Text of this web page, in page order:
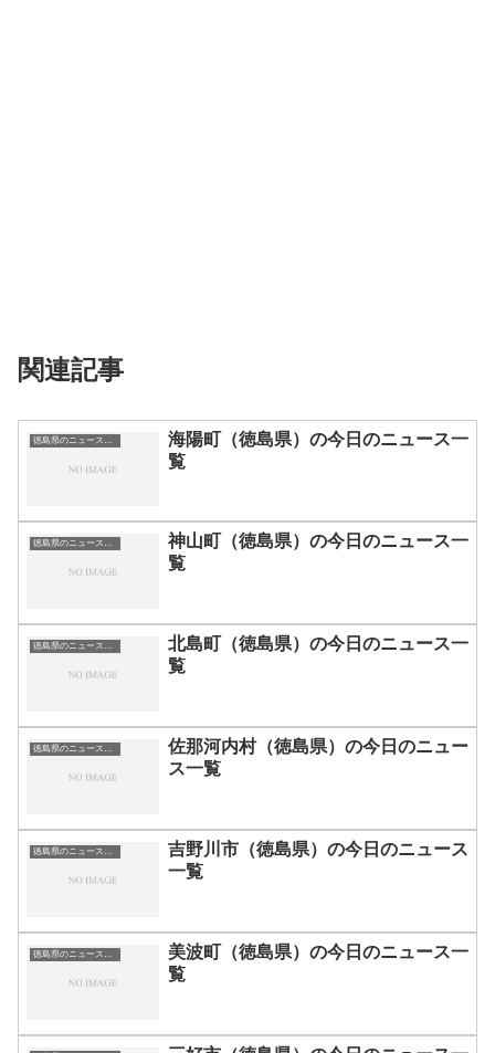
関連記事
徳島県のニュース一覧
海陽町（徳島県）の今日のニュース一
覧
徳島県のニュース一覧
神山町（徳島県）の今日のニュース一
覧
徳島県のニュース一覧
北島町（徳島県）の今日のニュース一
覧
徳島県のニュース一覧
佐那河内村（徳島県）の今日のニュー
ス一覧
徳島県のニュース一覧
吉野川市（徳島県）の今日のニュース
一覧
徳島県のニュース一覧
美波町（徳島県）の今日のニュース一
覧